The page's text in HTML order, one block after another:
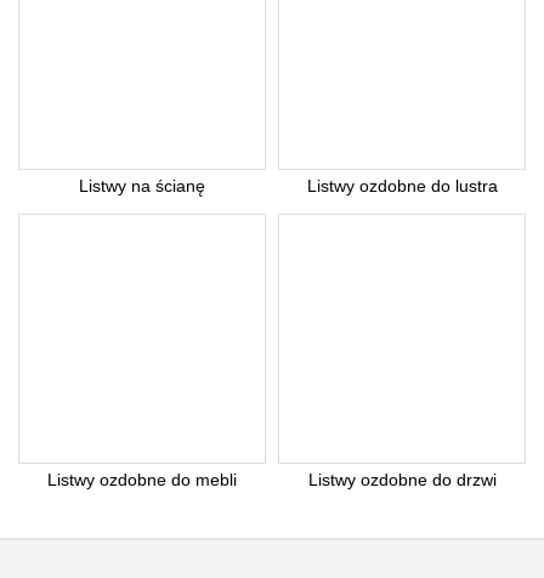
Listwy na ścianę Listwy ozdobne do lustra
Listwy ozdobne do mebli Listwy ozdobne do drzwi